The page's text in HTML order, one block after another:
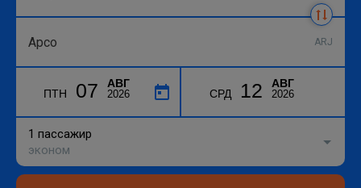
ARJ
ПТН 07 АВГ
2026 СРД 12 АВГ
2026
1 пассажир
эконом